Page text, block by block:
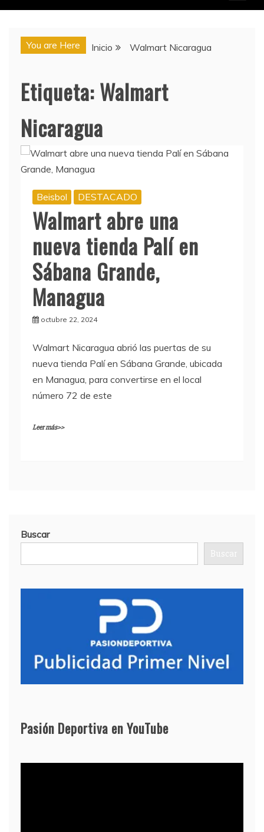
You are Here Inicio Walmart Nicaragua
Etiqueta:Walmart
Nicaragua
Beisbol DESTACADO
Walmart abre una
nueva tienda Palí en
Sábana Grande,
Managua
octubre 22, 2024
Walmart Nicaragua abrió las puertas de su
nueva tienda Palí en Sábana Grande, ubicada
en Managua, para convertirse en el local
número 72 de este
Leer más>>
Buscar
Buscar
Pasión Deportiva en YouTube